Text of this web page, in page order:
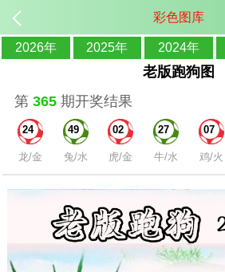
彩色图库
2026年 2025年 2024年
老版跑狗图
第 365期开奖结果
24
龙/金
49
兔/水
02
虎/金
27
牛/水
07
鸡/火